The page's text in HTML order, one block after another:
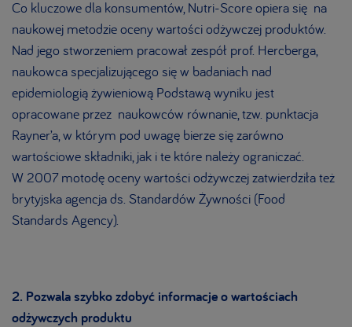
Co kluczowe dla konsumentów, Nutri-Score opiera się na
naukowej metodzie oceny wartości odżywczej produktów.
Nad jego stworzeniem pracował zespół prof. Hercberga,
naukowca specjalizującego się w badaniach nad
epidemiologią żywieniową Podstawą wyniku jest
opracowane przez naukowców równanie, tzw. punktacja
Rayner’a, w którym pod uwagę bierze się zarówno
wartościowe składniki, jak i te które należy ograniczać.
W 2007 motodę oceny wartości odżywczej zatwierdziła też
brytyjska agencja ds. Standardów Żywności (Food
Standards Agency).
2. Pozwala szybko zdobyć informacje o wartościach
odżywczych produktu